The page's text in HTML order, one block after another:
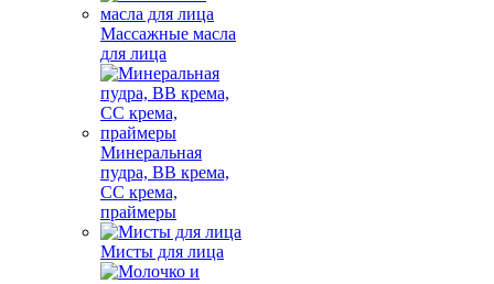
Массажные масла
для лица
Минеральная
пудра, BB крема,
СС крема,
праймеры
Мисты для лица